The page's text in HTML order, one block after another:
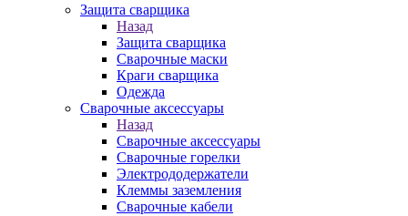
Защита сварщика
Назад
Защита сварщика
Сварочные маски
Краги сварщика
Одежда
Сварочные аксессуары
Назад
Сварочные аксессуары
Сварочные горелки
Электрододержатели
Клеммы заземления
Сварочные кабели